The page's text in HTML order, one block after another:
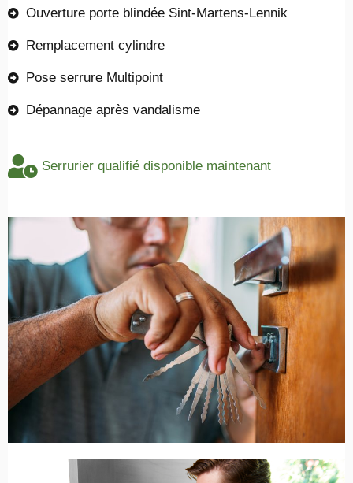
Ouverture porte blindée Sint-Martens-Lennik
Remplacement cylindre
Pose serrure Multipoint
Dépannage après vandalisme
Serrurier qualifié disponible maintenant